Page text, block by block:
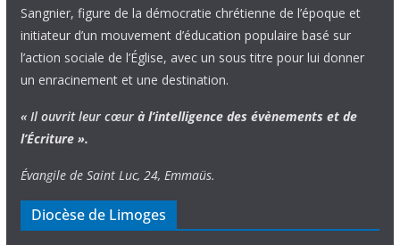
Sangnier, figure de la démocratie chrétienne de l’époque et
initiateur d’un mouvement d’éducation populaire basé sur
l’action sociale de l’Église, avec un sous titre pour lui donner
un enracinement et une destination.
« Il ouvrit leur cœur à l’intelligence des évènements et de
l’Écriture ».
Évangile de Saint Luc, 24, Emmaüs.
Diocèse de Limoges